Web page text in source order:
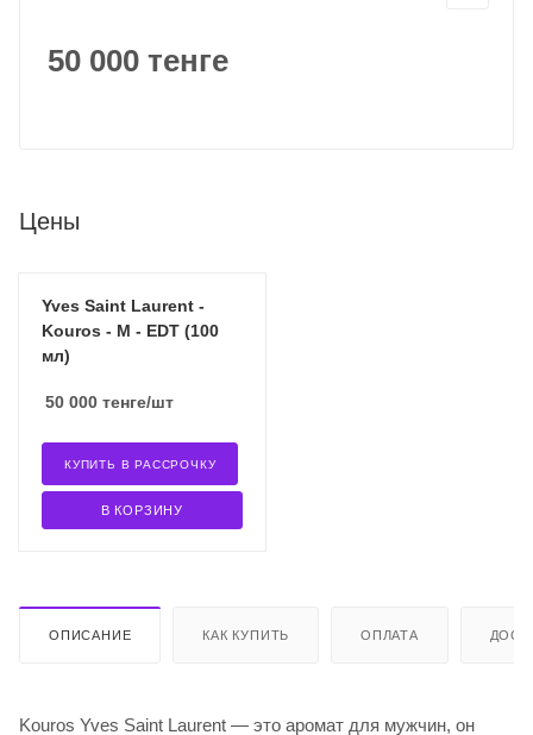
50 000 тенге
Цены
Yves Saint Laurent -
Kouros - M - EDT (100
мл)
50 000 тенге/шт
В КОРЗИНУ
КУПИТЬ В РАССРОЧКУ
ОПИСАНИЕ КАК КУПИТЬ ОПЛАТА
Kouros Yves Saint Laurent — это аромат для мужчин, он